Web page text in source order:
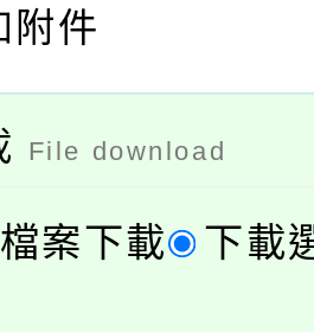
附件
File download
案下載 下載